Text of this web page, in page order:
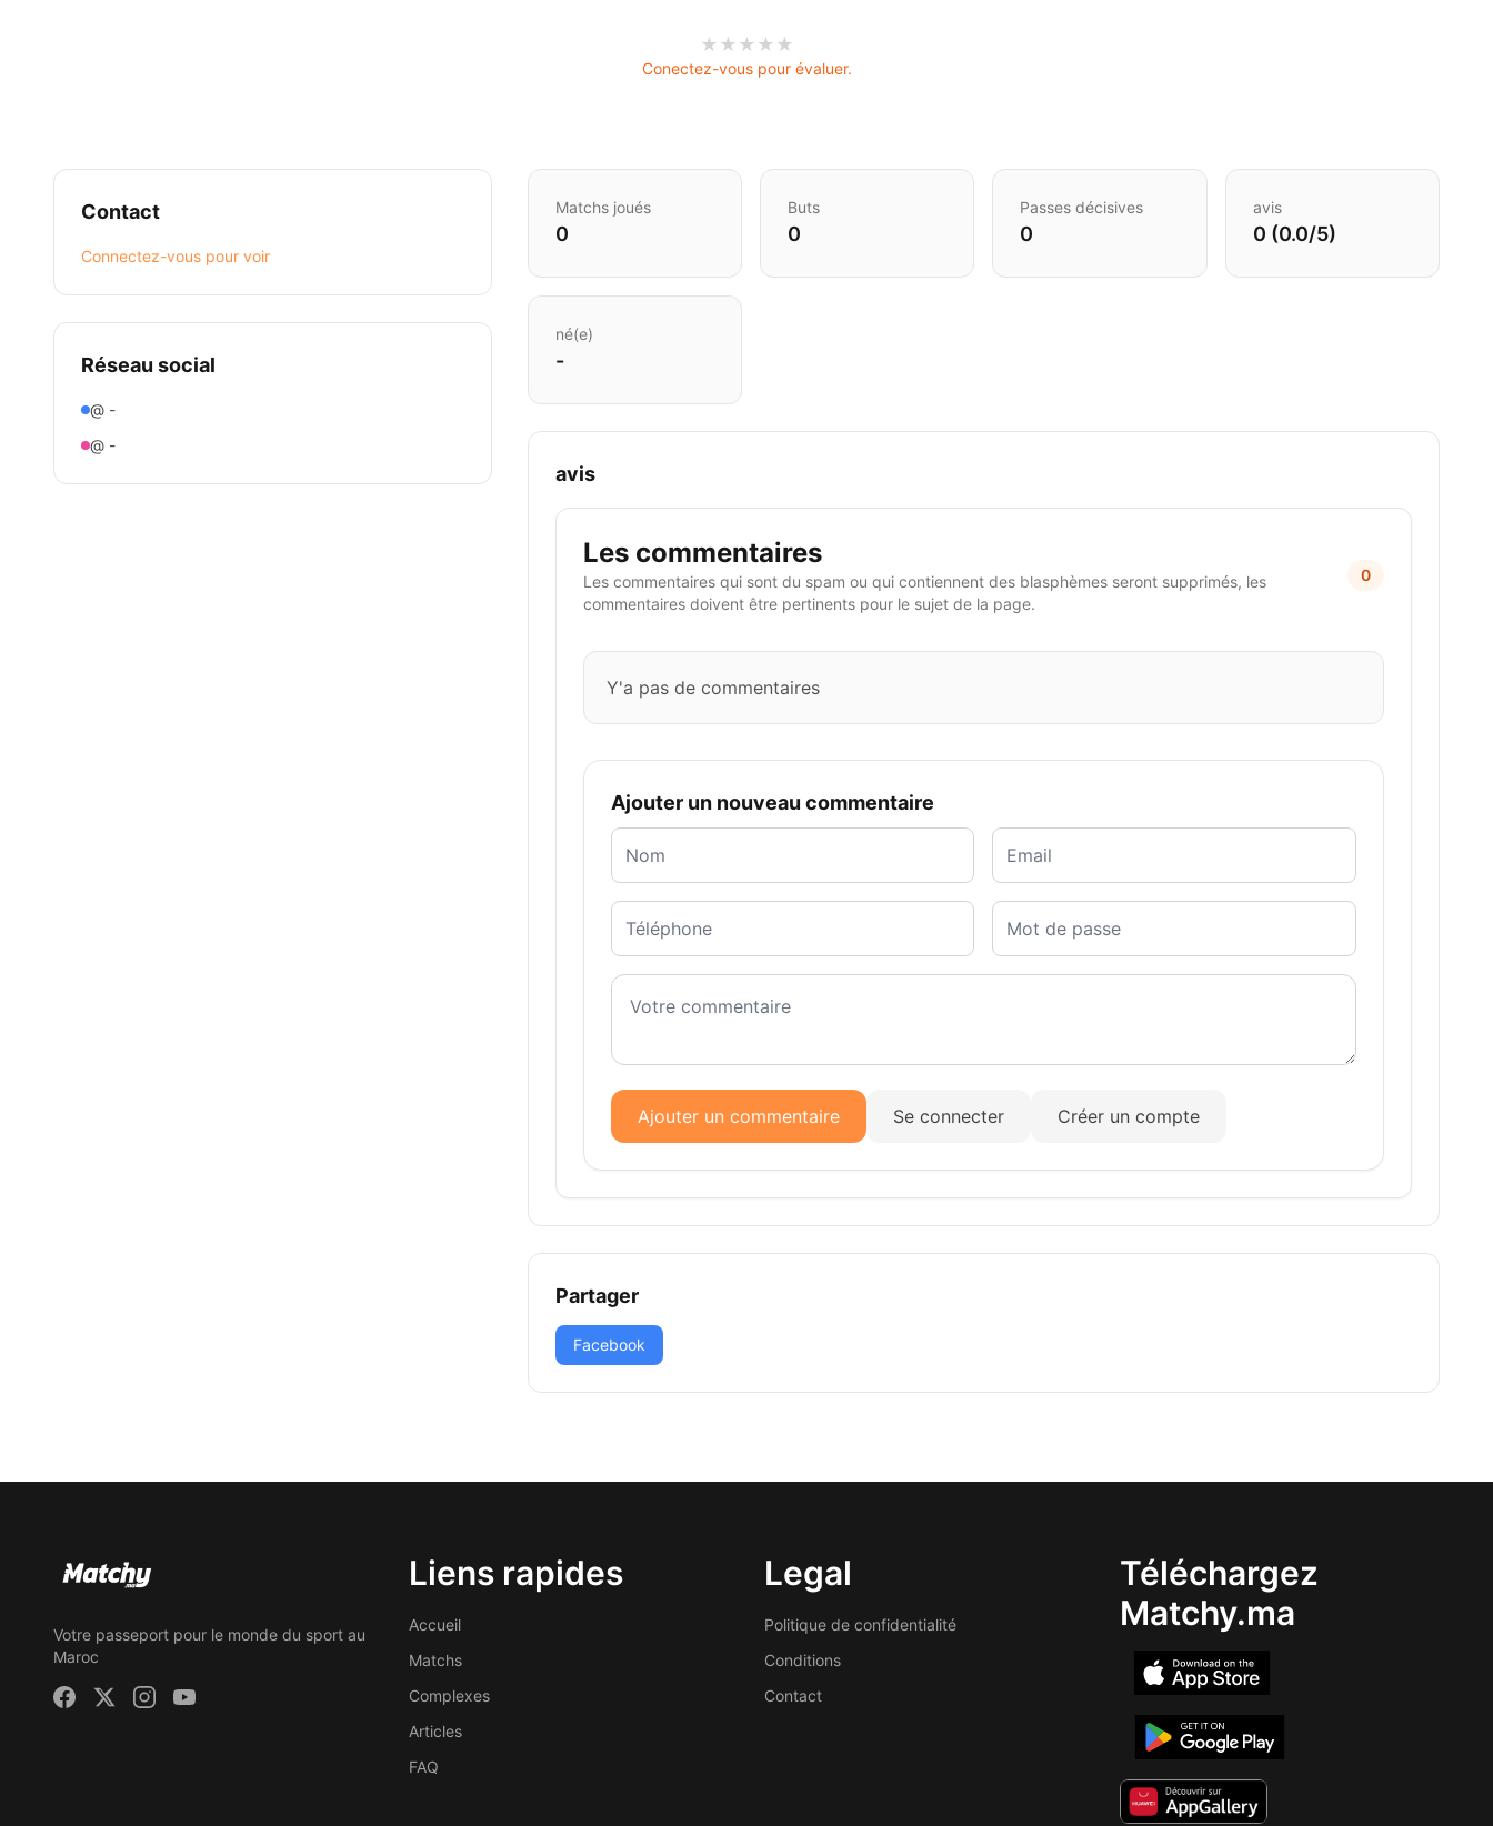
★ ★ ★ ★ ★
Conectez-vous pour évaluer.
Contact
Connectez-vous pour voir
Réseau social
@ -
@ -
Matchs joués
0
Buts
0
Passes décisives
0
avis
0 (0.0/5)
né(e)
-
avis
Les commentaires
Les commentaires qui sont du spam ou qui contiennent des blasphèmes seront supprimés, les
commentaires doivent être pertinents pour le sujet de la page.
0
Y'a pas de commentaires
Ajouter un nouveau commentaire
Ajouter un commentaire Se connecter Créer un compte
Partager
Facebook
Votre passeport pour le monde du sport au
Maroc
Liens rapides
Accueil
Matchs
Complexes
Articles
FAQ
Legal
Politique de confidentialité
Conditions
Contact
Téléchargez
Matchy.ma